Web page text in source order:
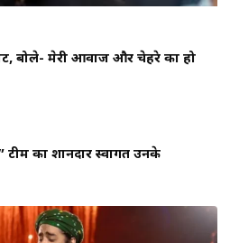
बोले- मेरी आवाज और चेहरे का हो
टीम का शानदार स्वागत उनके